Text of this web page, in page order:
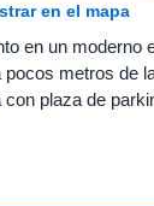
en el mapa
en un moderno
metros de
con plaza de